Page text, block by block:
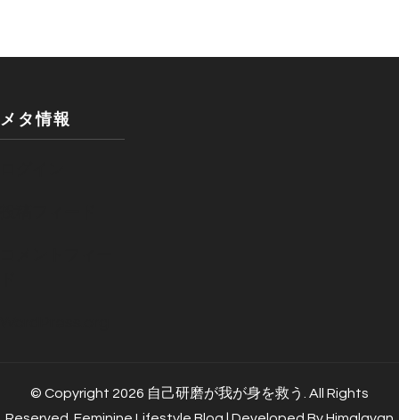
メタ情報
© Copyright 2026 自己研磨が我が身を救う
. All Rights